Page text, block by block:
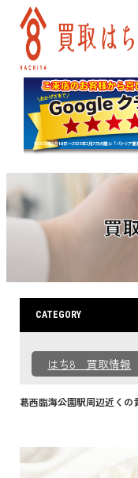
買
CATEGORY
はち8 買取情報
葛西臨海公園駅周辺近くの